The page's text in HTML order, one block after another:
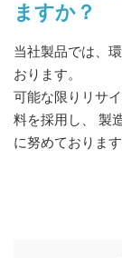
ますか？
当社製品では、
おります。
可能な限りリサ
料を採用し、 製
に努めております